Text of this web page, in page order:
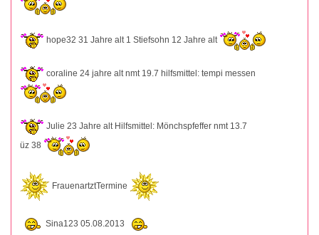
hope32 31 Jahre alt 1 Stiefsohn 12 Jahre alt
coraline 24 jahre alt nmt 19.7 hilfsmittel: tempi messen
Julie 23 Jahre alt Hilfsmittel: Mönchspfeffer nmt 13.7
üz 38
FrauenartztTermine
Sina123 05.08.2013